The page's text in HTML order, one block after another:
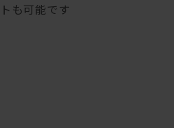
も可能です